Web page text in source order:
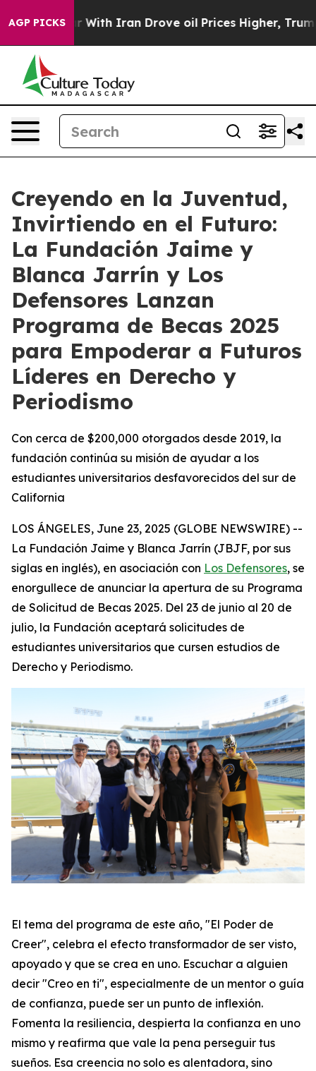
AGP PICKS
With Iran Drove oil Prices Higher, Trump Gave
Creyendo en la Juventud,
Invirtiendo en el Futuro:
La Fundación Jaime y
Blanca Jarrín y Los
Defensores Lanzan
Programa de Becas 2025
para Empoderar a Futuros
Líderes en Derecho y
Periodismo
Con cerca de $200,000 otorgados desde 2019, la
fundación continúa su misión de ayudar a los
estudiantes universitarios desfavorecidos del sur de
California
LOS ÁNGELES, June 23, 2025 (GLOBE NEWSWIRE) --
La Fundación Jaime y Blanca Jarrín (JBJF, por sus
siglas en inglés), en asociación con Los Defensores, se
enorgullece de anunciar la apertura de su Programa
de Solicitud de Becas 2025. Del 23 de junio al 20 de
julio, la Fundación aceptará solicitudes de
estudiantes universitarios que cursen estudios de
Derecho y Periodismo.
El tema del programa de este año, "El Poder de
Creer", celebra el efecto transformador de ser visto,
apoyado y que se crea en uno. Escuchar a alguien
decir "Creo en ti", especialmente de un mentor o guía
de confianza, puede ser un punto de inflexión.
Fomenta la resiliencia, despierta la confianza en uno
mismo y reafirma que vale la pena perseguir tus
sueños. Esa creencia no solo es alentadora, sino